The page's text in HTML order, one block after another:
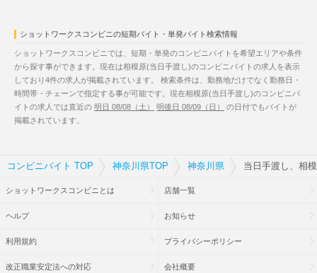
ショットワークスコンビニの短期バイト・単発バイト検索情報
ショットワークスコンビニでは、短期・単発のコンビニバイトを希望エリアや条件
から探す事ができます。現在は相模原(当日手渡し)のコンビニバイトの求人を表示
しており4件の求人が掲載されています。 検索条件は、勤務地だけでなく勤務日・
時間帯・チェーンで指定する事が可能です。現在相模原(当日手渡し)のコンビニバ
イトの求人では直近の 明日 08/08（土） 明後日 08/09（日）
の日付でもバイトが
掲載されています。
コンビニバイト TOP 神奈川県TOP 神奈川県 当日手渡し、相
ショットワークスコンビニとは 店舗一覧
ヘルプ お知らせ
利用規約 プライバシーポリシー
改正職業安定法への対応 会社概要